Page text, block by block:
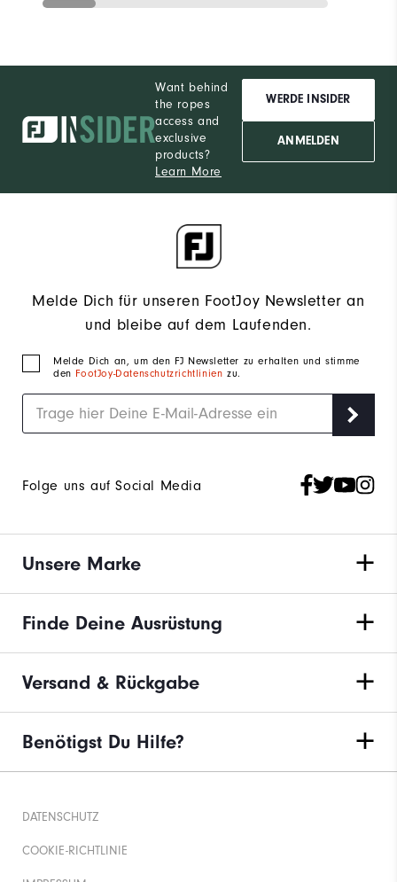
Want behind
the ropes
access and
exclusive
products?
Learn More
WERDE INSIDER
ANMELDEN
Melde Dich für unseren FootJoy Newsletter an
und bleibe auf dem Laufenden.
Melde Dich an, um den FJ Newsletter zu erhalten und stimme
den FootJoy-Datenschutzrichtlinienzu.
Folge uns auf Social Media
Unsere Marke
Finde Deine Ausrüstung
Versand & Rückgabe
Benötigst Du Hilfe?
DATENSCHUTZ
COOKIE-RICHTLINIE